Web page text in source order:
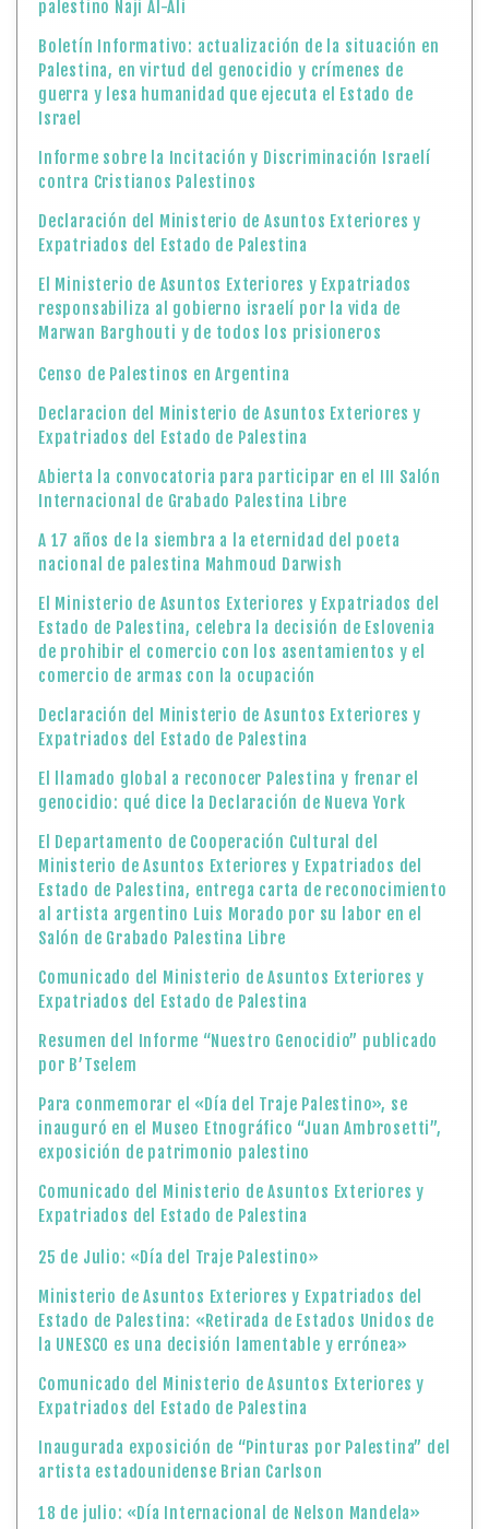
palestino Naji Al-Ali
Boletín Informativo: actualización de la situación en
Palestina, en virtud del genocidio y crímenes de
guerra y lesa humanidad que ejecuta el Estado de
Israel
Informe sobre la Incitación y Discriminación Israelí
contra Cristianos Palestinos
Declaración del Ministerio de Asuntos Exteriores y
Expatriados del Estado de Palestina
El Ministerio de Asuntos Exteriores y Expatriados
responsabiliza al gobierno israelí por la vida de
Marwan Barghouti y de todos los prisioneros
Censo de Palestinos en Argentina
Declaracion del Ministerio de Asuntos Exteriores y
Expatriados del Estado de Palestina
Abierta la convocatoria para participar en el III Salón
Internacional de Grabado Palestina Libre
A 17 años de la siembra a la eternidad del poeta
nacional de palestina Mahmoud Darwish
El Ministerio de Asuntos Exteriores y Expatriados del
Estado de Palestina, celebra la decisión de Eslovenia
de prohibir el comercio con los asentamientos y el
comercio de armas con la ocupación
Declaración del Ministerio de Asuntos Exteriores y
Expatriados del Estado de Palestina
El llamado global a reconocer Palestina y frenar el
genocidio: qué dice la Declaración de Nueva York
El Departamento de Cooperación Cultural del
Ministerio de Asuntos Exteriores y Expatriados del
Estado de Palestina, entrega carta de reconocimiento
al artista argentino Luis Morado por su labor en el
Salón de Grabado Palestina Libre
Comunicado del Ministerio de Asuntos Exteriores y
Expatriados del Estado de Palestina
Resumen del Informe “Nuestro Genocidio” publicado
por B’Tselem
Para conmemorar el «Día del Traje Palestino», se
inauguró en el Museo Etnográfico “Juan Ambrosetti”,
exposición de patrimonio palestino
Comunicado del Ministerio de Asuntos Exteriores y
Expatriados del Estado de Palestina
25 de Julio: «Día del Traje Palestino»
Ministerio de Asuntos Exteriores y Expatriados del
Estado de Palestina: «Retirada de Estados Unidos de
la UNESCO es una decisión lamentable y errónea»
Comunicado del Ministerio de Asuntos Exteriores y
Expatriados del Estado de Palestina
Inaugurada exposición de “Pinturas por Palestina” del
artista estadounidense Brian Carlson
18 de julio: «Día Internacional de Nelson Mandela»